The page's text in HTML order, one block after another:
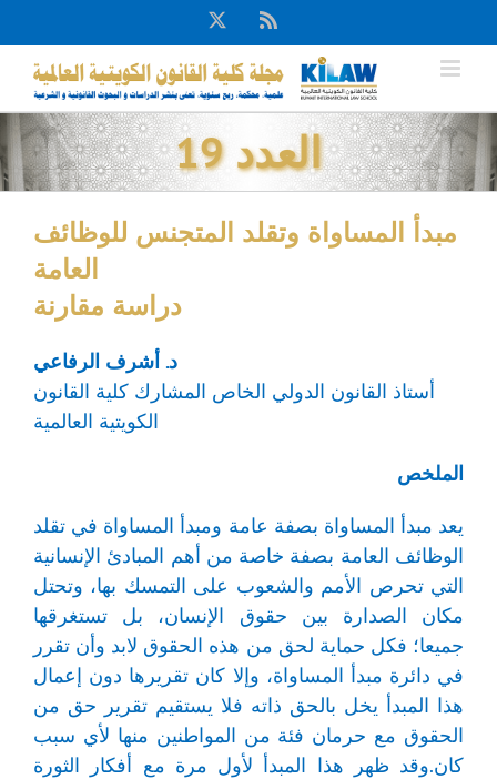
to
content
Rss
X
العدد 19
مبدأ المساواة وتقلد المتجنس للوظائف
العامة
دراسة مقارنة
د. أشرف الرفاعي
أستاذ القانون الدولي الخاص المشارك كلية القانون
الكويتية العالمية
الملخص
يعد مبدأ المساواة بصفة عامة ومبدأ المساواة في تقلد
الوظائف العامة بصفة خاصة من أهم المبادئ الإنسانية
التي تحرص الأمم والشعوب على التمسك بها، وتحتل
مكان الصدارة بين حقوق الإنسان، بل تستغرقها
جميعا؛ فكل حماية لحق من هذه الحقوق لابد وأن تقرر
في دائرة مبدأ المساواة، وإلا كان تقريرها دون إعمال
هذا المبدأ يخل بالحق ذاته فلا يستقيم تقرير حق من
الحقوق مع حرمان فئة من المواطنين منها لأي سبب
كان.وقد ظهر هذا المبدأ لأول مرة مع أفكار الثورة